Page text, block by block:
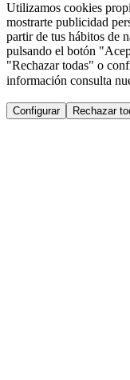
Utilizamos cookies
mostrarte publicidad
partir de tus hábitos de
pulsando el botón
"Rechazar todas" o
información consulta
Configurar Rechazar